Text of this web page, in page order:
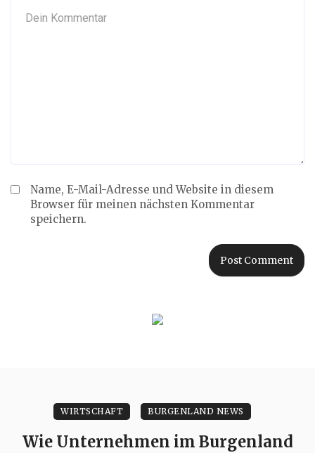
Name, E-Mail-Adresse und Website in diesem
Browser für meinen nächsten Kommentar
speichern.
WIRTSCHAFT BURGENLAND NEWS
Wie Unternehmen im Burgenland